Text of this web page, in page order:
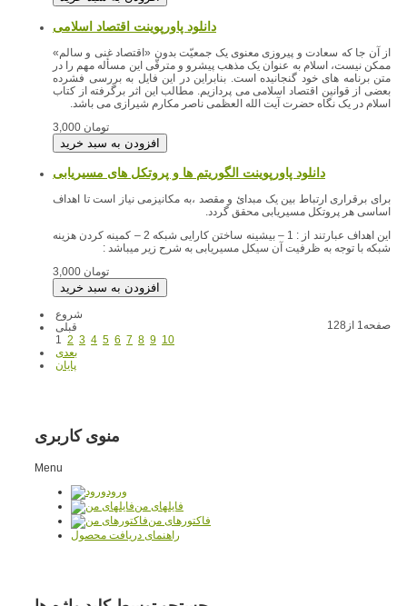
دانلود پاورپوینت اقتصاد اسلامی
از آن جا که سعادت و پیروزى معنوى یک جمعیّت بدون «اقتصاد غنى و سالم»
ممکن نیست، اسلام به عنوان یک مذهب پیشرو و مترقّى این مسأله مهم را در
متن برنامه هاى خود گنجانیده است. بنابراین در این فایل به بررسى فشرده
بعضى از قوانین اقتصاد اسلامى مى پردازیم. مطالب این اثر برگرفته از کتاب
اسلام در یک نگاه حضرت آیت الله العظمی ناصر مکارم شیرازی می باشد.
3,000 تومان
دانلود پاورپوینت الگوریتم ها و پروتکل های مسیریابی
برای برقراری ارتباط بین یک مبدائ و مقصد ،به مکانیزمی نیاز است تا اهداف
اساسی هر پروتکل مسیریابی محقق گردد.
این اهداف عبارتند از : 1 – بیشینه ساختن کارایی شبکه 2 – کمینه کردن هزینه
شبکه با توجه به ظرفیت آن سیکل مسیریابی به شرح زیر میباشد :
3,000 تومان
صفحه1 از128
شروع
قبلی
1 2 3 4 5 6 7 8 9 10
بعدی
پایان
منوی کاربری
Menu
ورود
فایلهای من
فاکتورهای من
راهنمای دریافت محصول